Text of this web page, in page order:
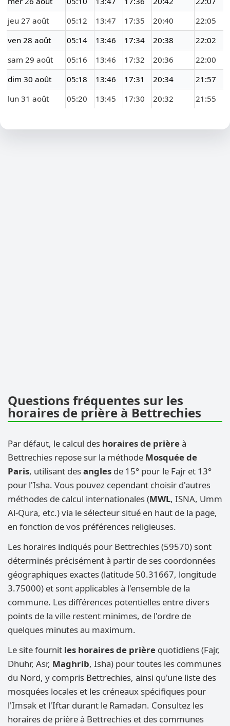
jeu 27 août
05:12 13:47 17:35 20:40
22:05
ven 28 août
05:14 13:46 17:34 20:38
22:02
sam 29 août
05:16 13:46 17:32 20:36
22:00
dim 30 août
05:18 13:46 17:31 20:34
21:57
lun 31 août
05:20 13:45 17:30 20:32 21:55
Questions fréquentes sur les
horaires de prière à Bettrechies
Par défaut, le calcul des horaires de prièreà
Bettrechies repose sur la méthode Mosquée de
Paris, utilisant desangles de 15° pour le Fajr et 13°
pour l'Isha. Vous pouvez cependant choisir d'autres
méthodes de calcul internationales (MWL, ISNA, Umm
Al-Qura, etc.) via le sélecteur situé en haut de la page,
en fonction de vos préférences religieuses.
Les horaires indiqués pour Bettrechies (59570) sont
déterminés précisément à partir de ses coordonnées
géographiques exactes (latitude 50.31667, longitude
3.75000) et sont applicables à l'ensemble de la
commune. Les différences potentielles entre divers
points de la ville restent minimes, de l'ordre de
quelques minutes au maximum.
Le site fournit les horaires de prière quotidiens (Fajr,
Dhuhr, Asr, Maghrib, Isha) pour toutes les communes
du Nord, y compris Bettrechies, ainsi qu'une liste des
mosquées locales et les créneaux spécifiques pour
l'Imsak et l'Iftar durant le Ramadan. Consultez les
horaires de prière à Bettrechies et des communes